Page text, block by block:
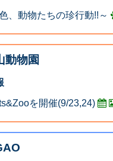
、動物たちの珍行動!!～
動物園
を開催(9/23,24)